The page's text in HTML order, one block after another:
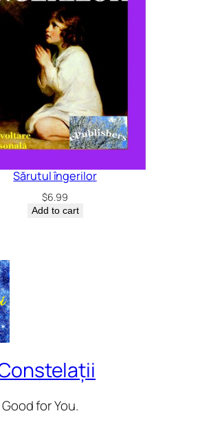
Sărutul îngerilor
$6.99
Add to cart
for You.